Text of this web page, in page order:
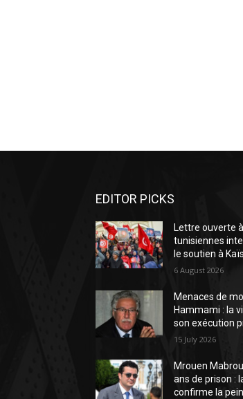
EDITOR PICKS
Lettre ouverte
tunisiennes
le soutien à
6 August 2026
Menaces de
Hammami : la
son exécution
15 July 2026
Mrouen
ans de prison :
confirme la